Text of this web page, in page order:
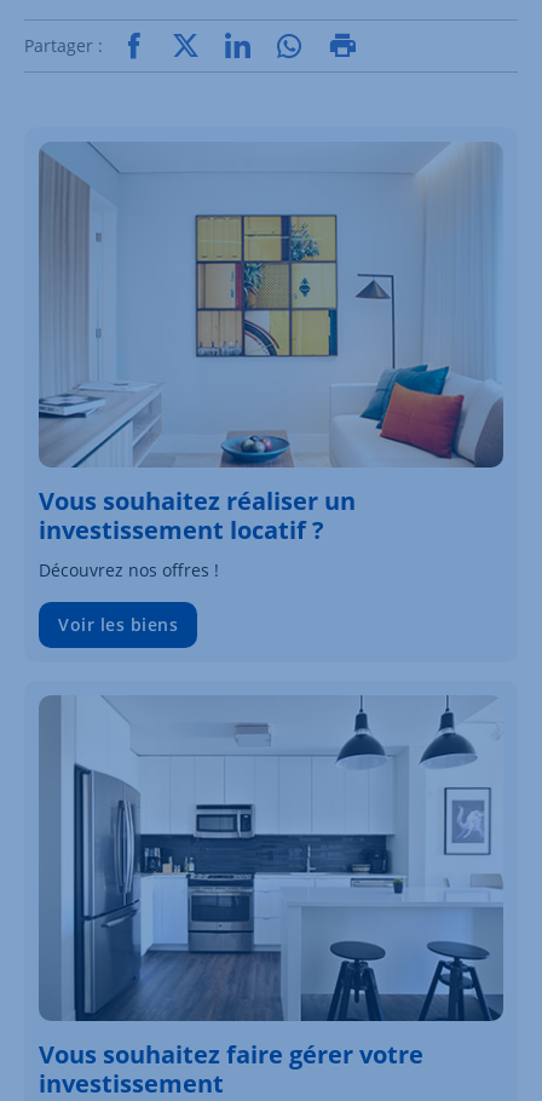
Partager :
Vous souhaitez réaliser un
investissement locatif ?
Découvrez nos offres !
Voir les biens
Vous souhaitez faire gérer votre
investissement